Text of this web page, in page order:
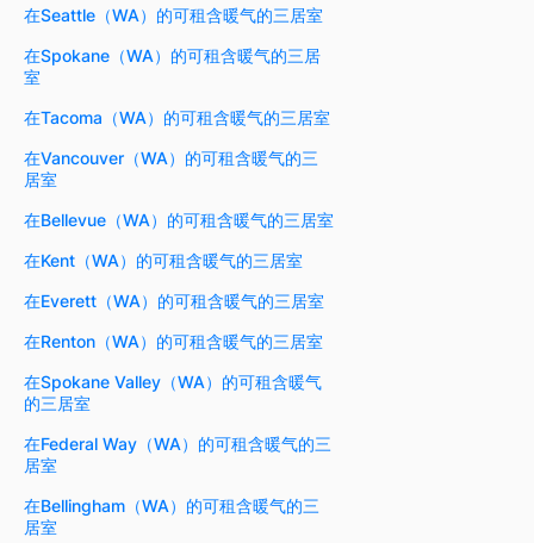
在Seattle（WA）的可租含暖气的三居室
在Spokane（WA）的可租含暖气的三居
室
在Tacoma（WA）的可租含暖气的三居室
在Vancouver（WA）的可租含暖气的三
居室
在Bellevue（WA）的可租含暖气的三居室
在Kent（WA）的可租含暖气的三居室
在Everett（WA）的可租含暖气的三居室
在Renton（WA）的可租含暖气的三居室
在Spokane Valley（WA）的可租含暖气
的三居室
在Federal Way（WA）的可租含暖气的三
居室
在Bellingham（WA）的可租含暖气的三
居室